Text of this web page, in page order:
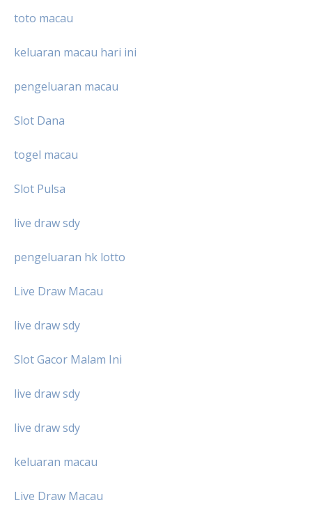
toto macau
keluaran macau hari ini
pengeluaran macau
Slot Dana
togel macau
Slot Pulsa
live draw sdy
pengeluaran hk lotto
Live Draw Macau
live draw sdy
Slot Gacor Malam Ini
live draw sdy
live draw sdy
keluaran macau
Live Draw Macau